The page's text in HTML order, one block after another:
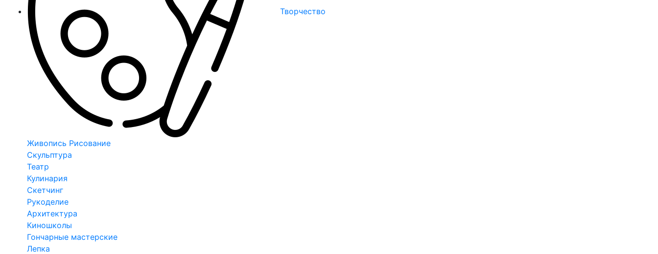
Творчество
Живопись Рисование
Скульптура
Театр
Кулинария
Скетчинг
Рукоделие
Архитектура
Киношколы
Гончарные мастерские
Лепка